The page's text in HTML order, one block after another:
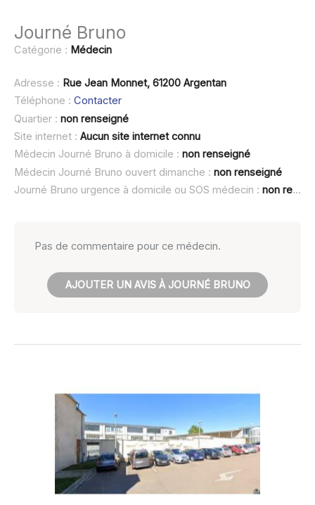
Journé Bruno
Catégorie : Médecin
Adresse : Rue Jean Monnet, 61200 Argentan
Téléphone : Contacter
Quartier : non renseigné
Site internet : Aucun site internet connu
Médecin Journé Bruno à domicile : non renseigné
Médecin Journé Bruno ouvert dimanche : non renseigné
Journé Bruno urgence à domicile ou SOS médecin : non renseigné
Pas de commentaire pour ce médecin.
AJOUTER UN AVIS À JOURNÉ BRUNO